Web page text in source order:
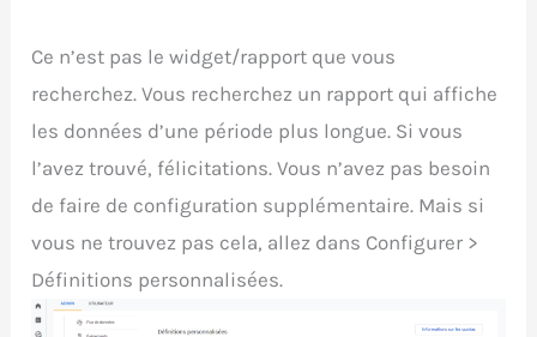
Ce n’est pas le widget/rapport que vous
recherchez. Vous recherchez un rapport qui affiche
les données d’une période plus longue. Si vous
l’avez trouvé, félicitations. Vous n’avez pas besoin
de faire de configuration supplémentaire. Mais si
vous ne trouvez pas cela, allez dans Configurer >
Définitions personnalisées.